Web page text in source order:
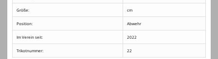
Größe: cm
Position: Abwehr
Im Verein seit: 2022
Trikotnummer: 22